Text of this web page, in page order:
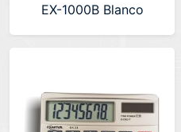
EX-1000B Blanco